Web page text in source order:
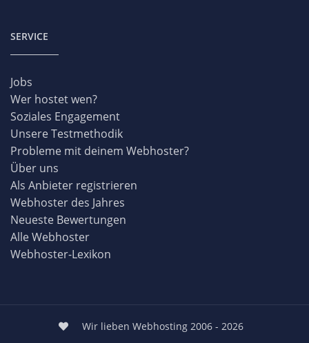
SERVICE
Jobs
Wer hostet wen?
Soziales Engagement
Unsere Testmethodik
Probleme mit deinem Webhoster?
Über uns
Als Anbieter registrieren
Webhoster des Jahres
Neueste Bewertungen
Alle Webhoster
Webhoster-Lexikon
Wir lieben Webhosting 2006 - 2026